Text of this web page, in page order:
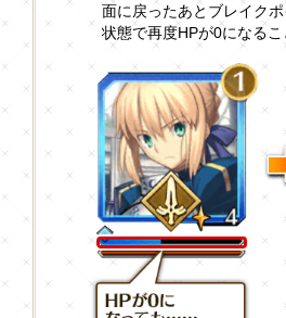
面に戻ったあとブレイク
状態で再度HPが0になる